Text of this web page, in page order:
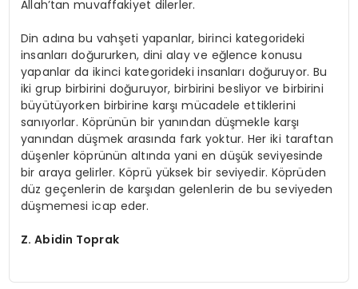
Allah’tan muvaffakiyet dilerler.
Din adına bu vahşeti yapanlar, birinci kategorideki
insanları doğururken, dini alay ve eğlence konusu
yapanlar da ikinci kategorideki insanları doğuruyor. Bu
iki grup birbirini doğuruyor, birbirini besliyor ve birbirini
büyütüyorken birbirine karşı mücadele ettiklerini
sanıyorlar. Köprünün bir yanından düşmekle karşı
yanından düşmek arasında fark yoktur. Her iki taraftan
düşenler köprünün altında yani en düşük seviyesinde
bir araya gelirler. Köprü yüksek bir seviyedir. Köprüden
düz geçenlerin de karşıdan gelenlerin de bu seviyeden
düşmemesi icap eder.
Z. Abidin Toprak